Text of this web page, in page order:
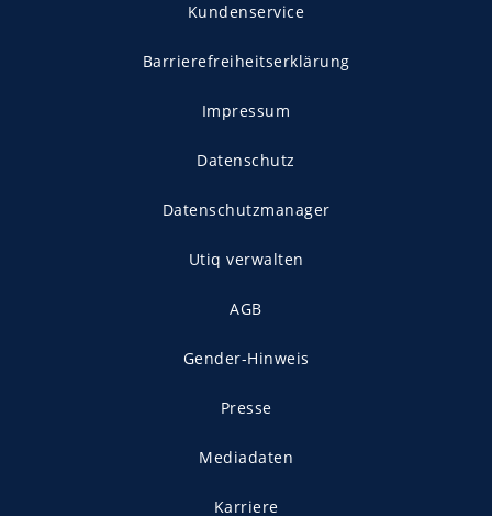
Kundenservice
Barrierefreiheitserklärung
Impressum
Datenschutz
Datenschutzmanager
Utiq verwalten
AGB
Gender-Hinweis
Presse
Mediadaten
Karriere